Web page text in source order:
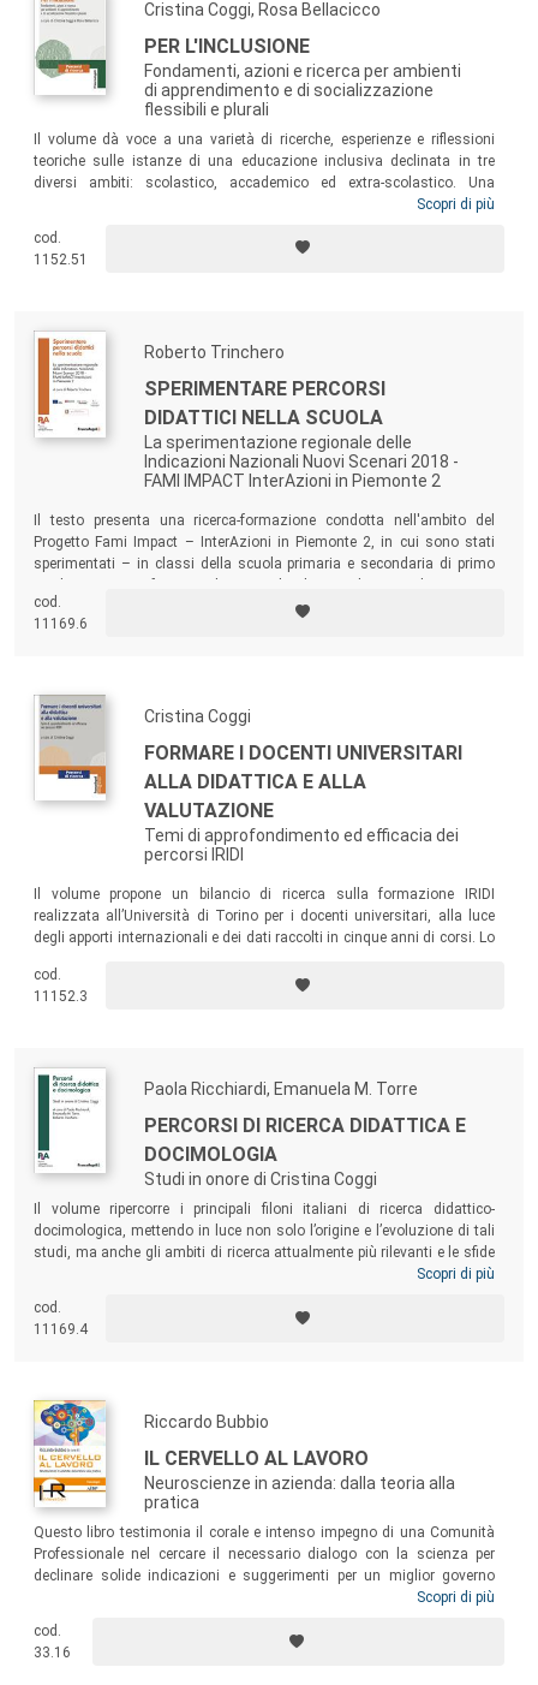
Cristina Coggi, Rosa Bellacicco
PER L'INCLUSIONE
Fondamenti, azioni e ricerca per ambienti
di apprendimento e di socializzazione
flessibili e plurali
Il volume dà voce a una varietà di ricerche, esperienze e riflessioni
teoriche sulle istanze di una educazione inclusiva declinata in tre
diversi ambiti: scolastico, accademico ed extra-scolastico. Una
particolare attenzione viene rivolta ai fondamenti e ad alcune strategie
L’obiettivo è di fornire strumenti di lavoro per gli operatori del settore
che si occupano di processi inclusivi, a tutti i livelli e nei vari contesti.
Scopri di più
cod.
1152.51
Roberto Trinchero
SPERIMENTARE PERCORSI
DIDATTICI NELLA SCUOLA
La sperimentazione regionale delle
Indicazioni Nazionali Nuovi Scenari 2018 -
FAMI IMPACT InterAzioni in Piemonte 2
Il testo presenta una ricerca-formazione condotta nell'ambito del
Progetto Fami Impact – InterAzioni in Piemonte 2, in cui sono stati
sperimentati – in classi della scuola primaria e secondaria di primo
sul CAE (Ciclo di Apprendimento Esperienziale).
cod.
11169.6
Cristina Coggi
FORMARE I DOCENTI UNIVERSITARI
ALLA DIDATTICA E ALLA
VALUTAZIONE
Temi di approfondimento ed efficacia dei
percorsi IRIDI
Il volume propone un bilancio di ricerca sulla formazione IRIDI
realizzata all’Università di Torino per i docenti universitari, alla luce
degli apporti internazionali e dei dati raccolti in cinque anni di corsi. Lo
formativo e dall’altro di disporre di un ampio repertorio di dati rilevato
con strumenti validati.
cod.
11152.3
Paola Ricchiardi, Emanuela M. Torre
PERCORSI DI RICERCA DIDATTICA E
DOCIMOLOGIA
Studi in onore di Cristina Coggi
Il volume ripercorre i principali filoni italiani di ricerca didattico-
docimologica, mettendo in luce non solo l’origine e l’evoluzione di tali
studi, ma anche gli ambiti di ricerca attualmente più rilevanti e le sfide
per il futuro. Il testo è scritto in onore di Cristina Coggi e parte dai suoi
studiosi di pedagogia sperimentale, didattica e docimologia italiani,
per fornire un quadro organico della ricerca italiana in questi ambiti.
Scopri di più
cod.
11169.4
Riccardo Bubbio
IL CERVELLO AL LAVORO
Neuroscienze in azienda: dalla teoria alla
pratica
Questo libro testimonia il corale e intenso impegno di una Comunità
Professionale nel cercare il necessario dialogo con la scienza per
declinare solide indicazioni e suggerimenti per un miglior governo
dell’Universo Umano nelle Organizzazioni. Un manuale per tutti coloro
nuovi strumenti immediatamente applicabili e corredati di esempi e di
guide pratiche per lavorare meglio con sé stessi e con il proprio team!
Scopri di più
cod.
33.16